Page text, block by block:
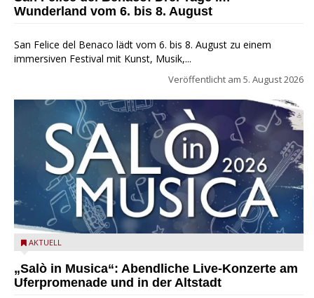
Wunderland vom 6. bis 8. August
San Felice del Benaco lädt vom 6. bis 8. August zu einem
immersiven Festival mit Kunst, Musik,...
Veröffentlicht am 5. August 2026
Salò in Musica 2026
AKTUELL
„Salò in Musica“: Abendliche Live-Konzerte am
Uferpromenade und in der Altstadt